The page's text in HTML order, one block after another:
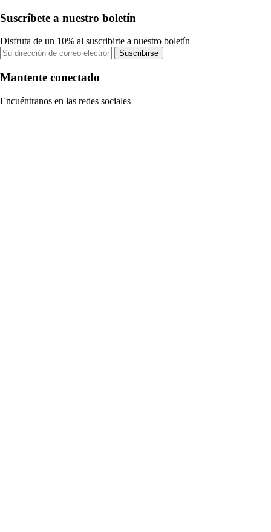
Suscríbete a nuestro boletín
Disfruta de un 10% al suscribirte a nuestro boletín
Suscribirse
Mantente conectado
Encuéntranos en las redes sociales